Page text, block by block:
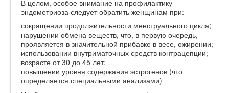
В целом, особое внимание на профилактику
эндометриоза следует обратить женщинам при:
сокращении продолжительности менструального цикла;
нарушении обмена веществ, что, в первую очередь,
проявляется в значительной прибавке в весе, ожирении;
использовании внутриматочных средств контрацепции;
возрасте от 30 до 45 лет;
повышении уровня содержания эстрогенов (что
определяется специальными анализами)